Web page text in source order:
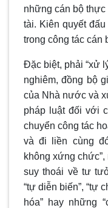
những cán bộ
tài. Kiên quyết
trong công tác cán
Đặc biệt, phải “xử
nghiêm, đồng bộ
của Nhà nước và
pháp luật đối với
chuyển công tác
và đi liền cùng
không xứng
suy thoái về tư
“tự diễn biến”, “tự
hóa” hay những